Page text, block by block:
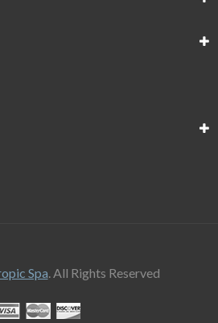
Spa. All Rights Reserved